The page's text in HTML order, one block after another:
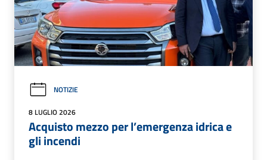
NOTIZIE
8 LUGLIO 2026
Acquisto mezzo per l’emergenza idrica e
gli incendi